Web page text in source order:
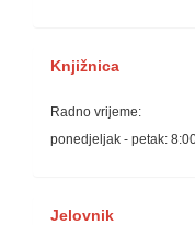
Knjižnica
Radno vrijeme:
ponedjeljak - petak:
Jelovnik